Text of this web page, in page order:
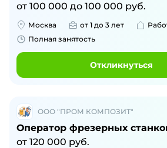
от 100 000 до 100 000 руб.
Москва от 1 до 3 лет
Полная занятость
Откликнуться
ООО "ПРОМ КОМПОЗИТ"
Оператор фрезерных
от 120 000 руб.